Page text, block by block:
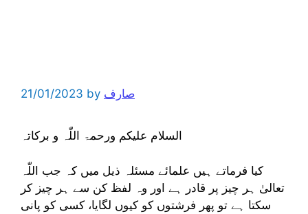
21/01/2023 by صارف
السلام علیکم ورحمۃ اللّٰہ و برکاتہ
کیا فرماتے ہیں علمائے مسئلہ ذیل میں کہ جب اللّٰہ
تعالیٰ ہر چیز پر قادر ہے اور وہ لفظ کن سے ہر چیز کر
سکتا ہے تو پھر فرشتوں کو کیوں لگایا، کسی کو پانی